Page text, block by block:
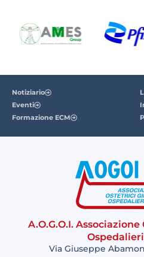
Notiziario
Eventi
Formazione ECM
A.O.G.O.I.
Via Giuseppe